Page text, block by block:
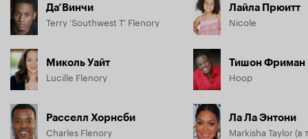
Да’Винчи
Terry 'Southwest T' Flenory
Миколь Уайт
Lucille Flenory
Расселл Хорнсби
Charles Flenory
Лайла Прюитт
Nicole
Тишон Фриман
Hoop
Ла Ла Энтони